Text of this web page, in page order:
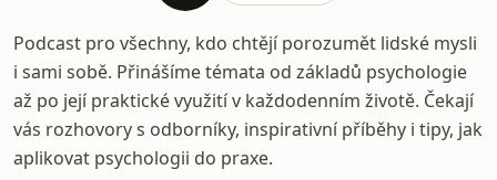
Podcast pro všechny, kdo chtějí porozumět lidské mysli
i sami sobě. Přinášíme témata od základů psychologie
až po její praktické využití v každodenním životě. Čekají
vás rozhovory s odborníky, inspirativní příběhy i tipy, jak
aplikovat psychologii do praxe.